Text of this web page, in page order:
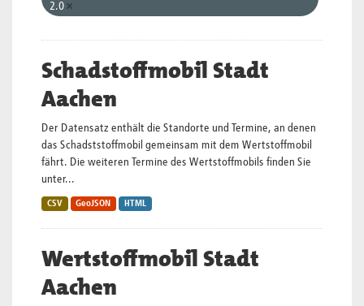
2.0
Schadstoffmobil Stadt
Aachen
Der Datensatz enthält die Standorte und Termine, an denen
das Schadststoffmobil gemeinsam mit dem Wertstoffmobil
fährt. Die weiteren Termine des Wertstoffmobils finden Sie
unter...
CSV GeoJSON HTML
Wertstoffmobil Stadt
Aachen